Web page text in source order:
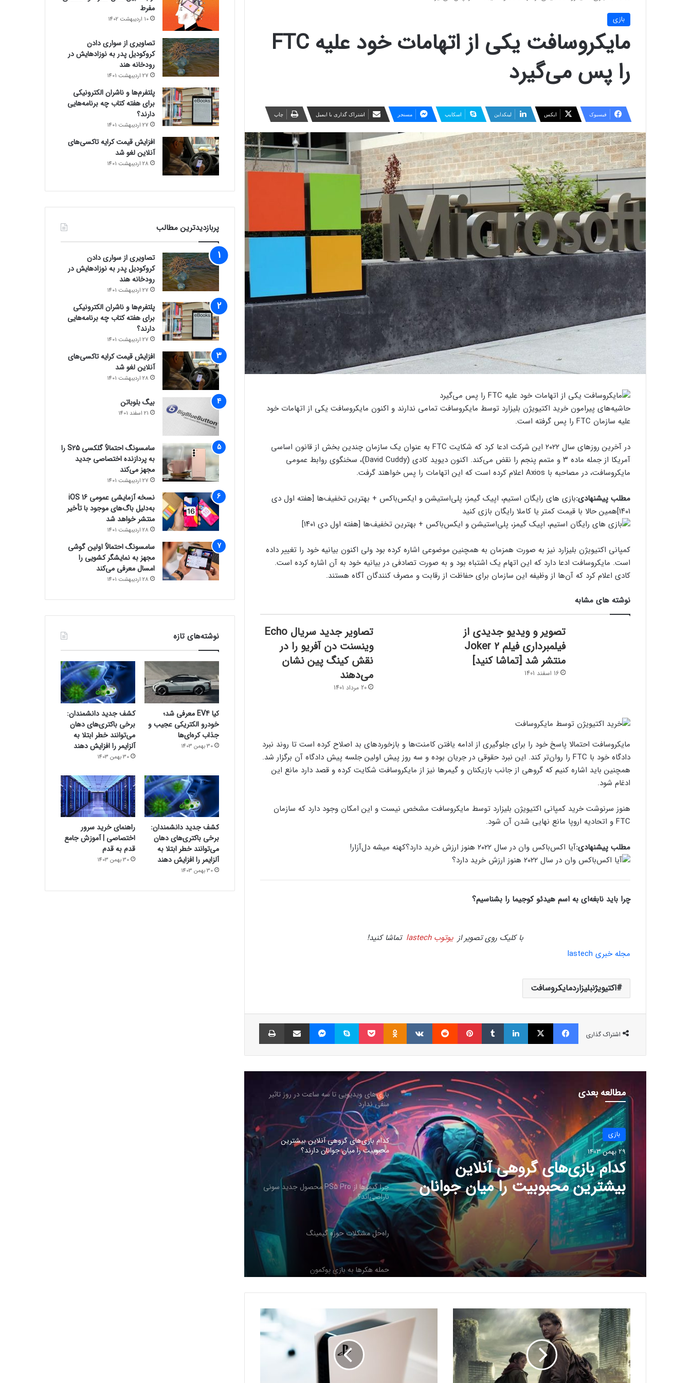
بازی
مایکروسافت یکی از اتهامات خود علیه FTC
را پس می‌گیرد
فیسبوک ایکس لینکداین اسکایپ مسنجر اشتراک گذاری با ایمیل چاپ
حاشیه‌های پیرامون خرید اکتیویژن بلیزارد توسط مایکروسافت تمامی ندارند و اکنون مایکروسافت یکی از اتهامات خود
علیه سازمان FTC را پس گرفته است.
در آخرین روزهای سال ۲۰۲۲ این شرکت ادعا کرد که شکایت FTC به عنوان یک سازمان چندین بخش از قانون اساسی
آمریکا از جمله ماده ۳ و متمم پنجم را نقض می‌کند. اکنون دیوید کادی (David Cuddy)، سخنگوی روابط عمومی
مایکروسافت، در مصاحبه با Axios اعلام کرده است که این اتهامات را پس خواهند گرفت.
مطلب پیشنهادی:بازی های رایگان استیم، اپیک گیمز، پلی‌استیشن و ایکس‌باکس + بهترین تخفیف‌ها [هفته اول دی
۱۴۰۱] همین حالا با قیمت کمتر یا کاملا رایگان بازی کنید
کمپانی اکتیویژن بلیزارد نیز به صورت همزمان به همچنین موضوعی اشاره کرده بود ولی اکنون بیانیه خود را تغییر داده
است. مایکروسافت ادعا دارد که این اتهام یک اشتباه بود و به صورت تصادفی در بیانیه خود به آن اشاره کرده است.
کادی اعلام کرد که آن‌ها از وظیفه این سازمان برای حفاظت از رقابت و مصرف کنندگان آگاه هستند.
نوشته های مشابه
تصویر و ویدیو جدیدی از
فیلمبرداری فیلم Joker 2
منتشر شد [تماشا کنید]
16 اسفند 1401
تصاویر جدید سریال Echo
وینسنت دن آفریو را در
نقش کینگ پین نشان
می‌دهند
20 مرداد 1401
مایکروسافت احتمالا پاسخ خود را برای جلوگیری از ادامه یافتن کامنت‌ها و بازخوردهای بد اصلاح کرده است تا روند نبرد
دادگاه خود با FTC را روان‌تر کند. این نبرد حقوقی در جریان بوده و سه روز پیش اولین جلسه پیش دادگاه آن برگزار شد.
همچنین باید اشاره کنیم که گروهی از جانب بازیکنان و گیمرها نیز از مایکروسافت شکایت کرده‌ و قصد دارد مانع این
ادغام شود.
هنوز سرنوشت خرید کمپانی اکتیویژن بلیزارد توسط مایکروسافت مشخص نیست و این امکان وجود دارد که سازمان
FTC و اتحادیه اروپا مانع نهایی شدن آن شود.
مطلب پیشنهادی:آیا اکس‌باکس وان در سال ۲۰۲۲ هنوز ارزش خرید دارد؟ کهنه میشه دل‌آزار!
چرا باید نابغه‌ای به اسم هیدئو کوجیما را بشناسیم؟
با کلیک روی تصویر از یوتوب lastech
تماشا کنید!
مجله خبری lastech
اکتیویژنبلیزاردمایکروسافت
اشتراک گذاری
فیسبوک ایکس لینکداین تامبلر پینتریست Reddit
VKontakte
Odnoklassniki پاکت اسکایپ مسنجر اشتراک گذاری با ایمیل
مطالعه بعدی
بازی
29 بهمن 1403
چرا گیمرها از PS5 Pro محصول
جدید سونی ناراضی‌اند؟
کنسول دیجیتال PS5 کمترین محبوبیت را در
گسترده‌ای شد
منفی ندارد
کدام بازی‌های گروهی آنلاین بیشترین
محبوبیت را میان جوانان دارند؟
چرا گیمرها از PS5 Pro محصول جدید سونی
ناراضی‌اند؟
راه‌حل مشکلات حوزه گیمینگ
حمله هکرها به بازی پوکمون
کنسول دیجیتال PS5 کمترین محبوبیت را در
بین کنسول‌ها دارد!
بازی‌های ویدئویی جذاب باشید
رفع فیلتر گوگل پلی به حل مشکلات سازندگان
بازی‌ها کمک خواهد کرد؟
د
ا
س
ت
ا
ن
س
د
مفرط
10 اردیبهشت 1402
تصاویری از سواری دادن
کروکودیل پدر به نوزادهایش در
رودخانه هند
27 اردیبهشت 1401
پلتفرم‌ها و ناشران الکترونیکی
برای هفته کتاب چه برنامه‌هایی
دارند؟
27 اردیبهشت 1401
افزایش قیمت کرایه تاکسی‌های
آنلاین لغو شد
28 اردیبهشت 1401
پربازدیدترین مطالب
تصاویری از سواری دادن
کروکودیل پدر به نوزادهایش در
رودخانه هند
27 اردیبهشت 1401
پلتفرم‌ها و ناشران الکترونیکی
برای هفته کتاب چه برنامه‌هایی
دارند؟
27 اردیبهشت 1401
افزایش قیمت کرایه تاکسی‌های
آنلاین لغو شد
28 اردیبهشت 1401
بیگ بلوباتن
21 اسفند 1401
سامسونگ احتمالاً گلکسی S25 را
به پردازنده اختصاصی جدید
مجهز می‌کند
27 اردیبهشت 1401
نسخه آزمایشی عمومی iOS 16
به‌دلیل باگ‌های موجود با تأخیر
منتشر خواهد شد
28 اردیبهشت 1401
سامسونگ احتمالاً اولین گوشی
مجهز به نمایشگر کشویی را
امسال معرفی می‌کند
28 اردیبهشت 1401
نوشته‌های تازه
کیا EV4 معرفی شد؛
خودرو الکتریکی عجیب و
جذاب کره‌ای‌ها
30 بهمن 1403
کشف جدید دانشمندان:
برخی باکتری‌های دهان
می‌توانند خطر ابتلا به
آلزایمر را افزایش دهند
30 بهمن 1403
کشف جدید دانشمندان:
برخی باکتری‌های دهان
می‌توانند خطر ابتلا به
آلزایمر را افزایش دهند
30 بهمن 1403
راهنمای خرید سرور
اختصاصی | آموزش جامع
قدم به قدم
30 بهمن 1403